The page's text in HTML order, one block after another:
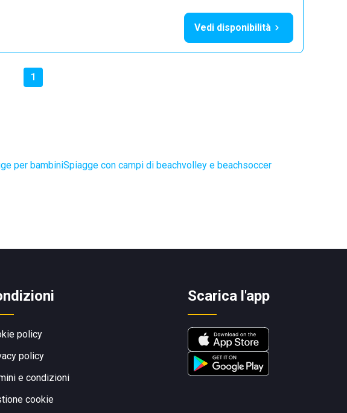
Vedi disponibilità
1
per bambiniSpiagge con campi di beachvolley e beachsoccer
policy
policy
e condizioni
cookie
Scarica l'app